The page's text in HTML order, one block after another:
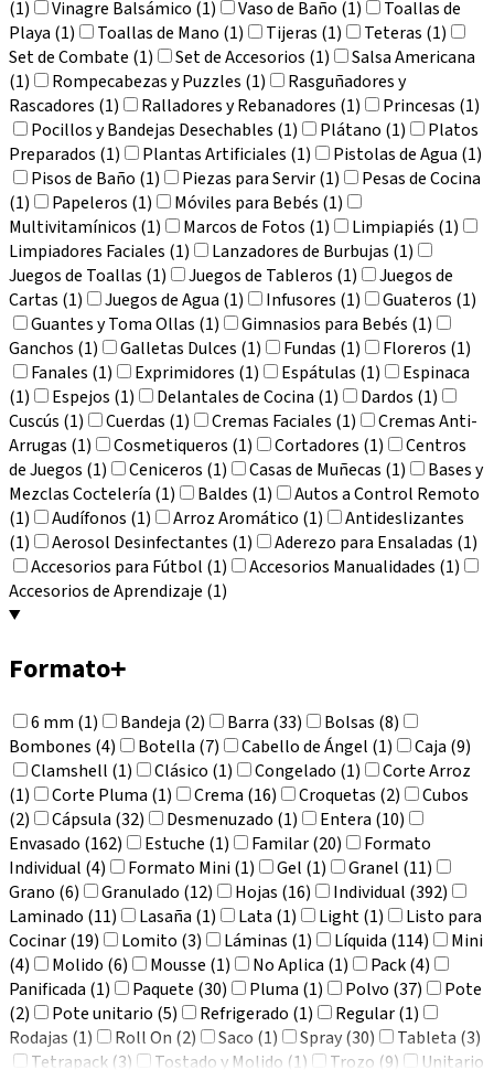
(1)
Vinagre Balsámico (1) Vaso de Baño (1)
Toallas de
Playa (1)
Toallas de Mano (1) Tijeras (1)
Teteras (1)
Set de Combate (1)
Set de Accesorios (1)
Salsa Americana
(1)
Rompecabezas y Puzzles (1)
Rasguñadores y
Rascadores (1)
Ralladores y Rebanadores (1)
Princesas (1)
Pocillos y Bandejas Desechables (1)
Plátano (1)
Platos
Preparados (1)
Plantas Artificiales (1)
Pistolas de Agua (1)
Pisos de Baño (1)
Piezas para Servir (1)
Pesas de Cocina
(1)
Papeleros (1)
Móviles para Bebés (1)
Multivitamínicos (1)
Marcos de Fotos (1)
Limpiapiés (1)
Limpiadores Faciales (1)
Lanzadores de Burbujas (1)
Juegos de Toallas (1)
Juegos de Tableros (1)
Juegos de
Cartas (1)
Juegos de Agua (1) Infusores (1)
Guateros (1)
Guantes y Toma Ollas (1)
Gimnasios para Bebés (1)
Ganchos (1)
Galletas Dulces (1) Fundas (1)
Floreros (1)
Fanales (1)
Exprimidores (1) Espátulas (1)
Espinaca
(1)
Espejos (1) Delantales de Cocina (1)
Dardos (1)
Cuscús (1)
Cuerdas (1) Cremas Faciales (1)
Cremas Anti-
Arrugas (1)
Cosmetiqueros (1) Cortadores (1)
Centros
de Juegos (1)
Ceniceros (1) Casas de Muñecas (1)
Bases y
Mezclas Coctelería (1)
Baldes (1)
Autos a Control Remoto
(1)
Audífonos (1) Arroz Aromático (1)
Antideslizantes
(1)
Aerosol Desinfectantes (1)
Aderezo para Ensaladas (1)
Accesorios para Fútbol (1)
Accesorios Manualidades (1)
Accesorios de Aprendizaje (1)
Formato+
6 mm (1) Bandeja (2) Barra (33)
Bolsas (8)
Bombones (4)
Botella (7) Cabello de Ángel (1)
Caja (9)
Clamshell (1)
Clásico (1) Congelado (1)
Corte Arroz
(1)
Corte Pluma (1) Crema (16) Croquetas (2)
Cubos
(2)
Cápsula (32) Desmenuzado (1)
Entera (10)
Envasado (162)
Estuche (1) Familar (20)
Formato
Individual (4)
Formato Mini (1) Gel (1)
Granel (11)
Grano (6)
Granulado (12) Hojas (16)
Individual (392)
Laminado (11)
Lasaña (1) Lata (1) Light (1)
Listo para
Cocinar (19)
Lomito (3) Láminas (1) Líquida (114)
Mini
(4)
Molido (6) Mousse (1) No Aplica (1)
Pack (4)
Panificada (1)
Paquete (30) Pluma (1) Polvo (37)
Pote
(2)
Pote unitario (5) Refrigerado (1)
Regular (1)
Rodajas (1)
Roll On (2) Saco (1) Spray (30)
Tableta (3)
Tetrapack (3)
Tostado y Molido (1) Trozo (9) Unitario